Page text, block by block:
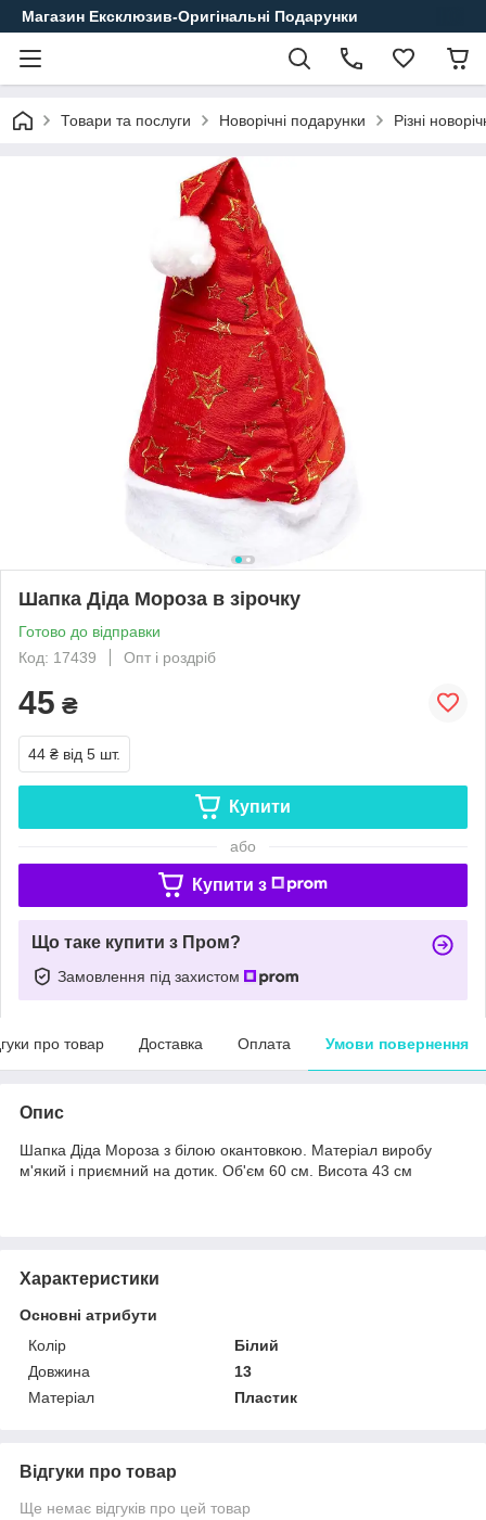
Магазин Ексклюзив-Оригінальні Подарунки
Товари та послуги Новорічні подарунки Різні
Шапка Діда Мороза в зірочку
Готово до відправки
Код: 17439
Опт і роздріб
45 ₴
44 ₴ від 5 шт.
Купити
або
Купити з
Що таке купити з Пром?
Замовлення під захистом
про товар Доставка Оплата Умови повернення
Опис
Шапка Діда Мороза з білою окантовкою. Матеріал виробу
м'який і приємний на дотик. Об'єм 60 см. Висота 43 см
Характеристики
Основні атрибути
Колір
Білий
Довжина
13
Матеріал
Пластик
Відгуки про товар
Ще немає відгуків про цей товар